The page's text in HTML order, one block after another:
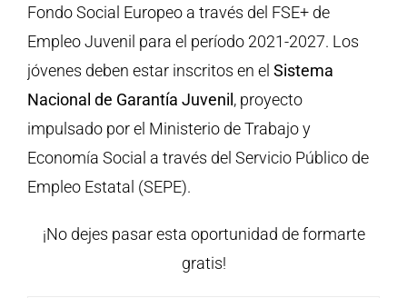
Fondo Social Europeo a través del FSE+ de
Empleo Juvenil para el período 2021-2027. Los
jóvenes deben estar inscritos en el Sistema
Nacional de Garantía Juvenil , proyecto
impulsado por el Ministerio de Trabajo y
Economía Social a través del Servicio Público de
Empleo Estatal (SEPE).
¡No dejes pasar esta oportunidad de formarte
gratis!